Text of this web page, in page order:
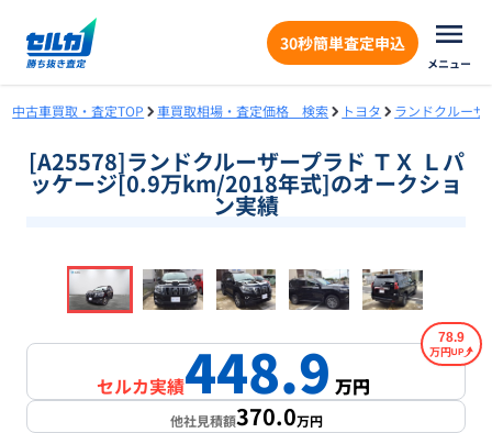
30秒簡単査定申込
メニュー
中古車買取・査定TOP 車買取相場・査定価格 検索 トヨタ ランドクルーザ
[A25578]ランドクルーザープラド ＴＸ Ｌパ
ッケージ[0.9万km/2018年式]のオークショ
ン実績
1/17
セルカ実績448.9万円
78.9
万円
他社見積額370.0万円